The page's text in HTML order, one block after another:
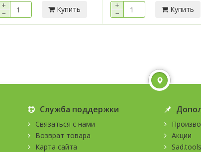
+
−
Купить
+
−
Купить
Служба поддержки
Связаться с нами
Возврат товара
Карта сайта
Акции
Sad.tools